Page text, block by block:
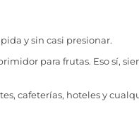
y sin casi presionar.
para frutas. Eso sí,
cafeterías, hoteles y